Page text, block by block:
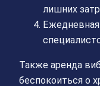
лишних
Также аренда
беспокоиться о